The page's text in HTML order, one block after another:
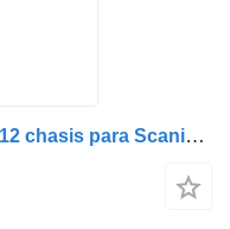
Cadru de fixare a bateriei 1456912 chasis para Scania camión